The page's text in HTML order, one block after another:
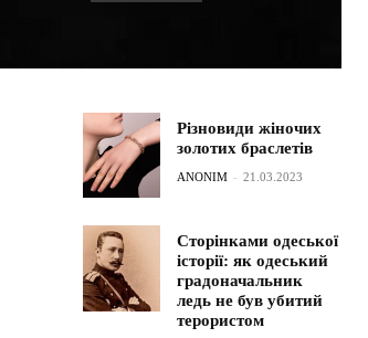
Різновиди жіночих
золотих браслетів
ANONIM - 21.03.2023
Сторінками одеської
історії: як одеський
градоначальник
ледь не був убитий
терористом